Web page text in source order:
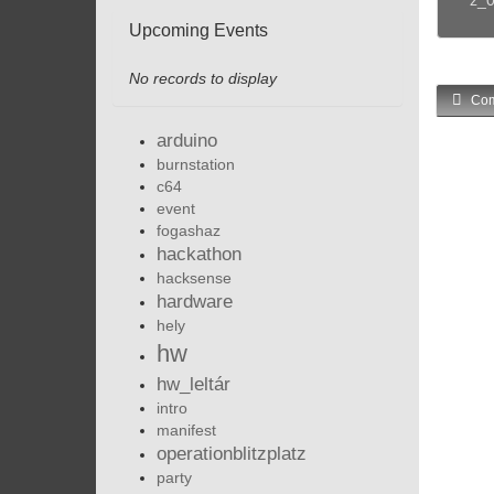
Upcoming Events
No records to display
arduino
burnstation
c64
event
fogashaz
hackathon
hacksense
hardware
hely
hw
hw_leltár
intro
manifest
operationblitzplatz
party